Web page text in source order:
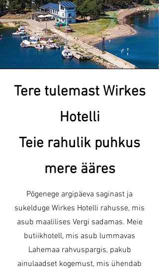
Tere tulemast Wirkes
Hotelli
Teie rahulik puhkus
mere ääres
Põgenege argipäeva saginast ja
sukelduge Wirkes Hotelli rahusse, mis
asub maalilises Vergi sadamas. Meie
butiikhotell, mis asub lummavas
Lahemaa rahvuspargis, pakub
ainulaadset kogemust, mis ühendab